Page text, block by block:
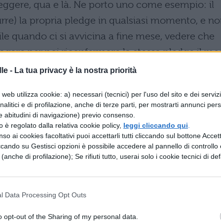
- La tua privacy è la nostra priorità
utilizza cookie: a) necessari (tecnici) per l'uso del sito e dei
e di profilazione, anche di terze parti, per mostrarti annunci
abitudini di navigazione) previo consenso.
è regolato dalla relativa cookie policy, leggi cliccando qui
ai cookies facoltativi puoi accettarli tutti cliccando sul bottone
su Gestisci opzioni è possibile accedere al pannello di controllo
di profilazione); Se rifiuti tutto, userai solo i cookie tecnici di
Data Processing Opt Outs
opt-out of the Sharing of my personal data.
qua e là. Ne porto uno come esempio: il
la propria pledge in qualsiasi momento, e
quando ci si avvicina a fine mese, vedere che
per poi riconfermare la stessa pledge il
a contenuti esclusivi del blog senza
di sostenere per sbloccare i contenuti
essere sbloccare icontenuti esclusividel
(cioè dopo che è stata ritirata la quota),
contribuito. Questa “falla” del sistema
spedire via mail le ricompense per i
laddove con un po’ di furbizia potrebbero
quotidiano e sulla tua pianificazione?